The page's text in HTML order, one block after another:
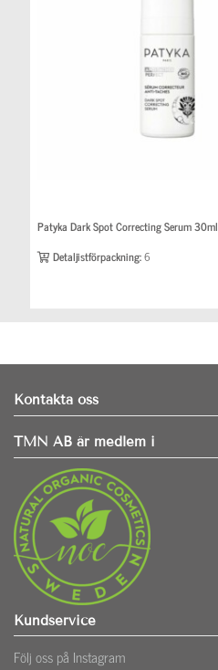
Patyka Dark Spot Correcting Serum 30ml
Detaljistförpackning:6
Kontakta oss
TMN AB är medlem i
Kundservice
Följ oss på Instagram